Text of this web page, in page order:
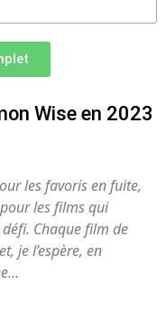
Wise en 2023
les favoris en fuite,
les films qui
Chaque film de
je l’espère, en